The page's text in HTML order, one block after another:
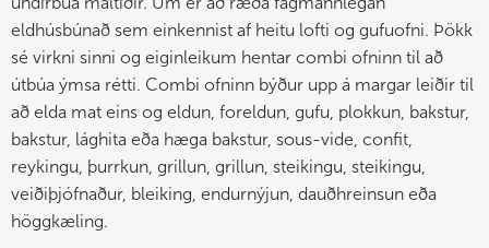
eldhúsbúnað sem einkennist af heitu lofti og gufuofni. Þökk
sé virkni sinni og eiginleikum hentar combi ofninn til að
útbúa ýmsa rétti. Combi ofninn býður upp á margar leiðir til
að elda mat eins og eldun, foreldun, gufu, plokkun, bakstur,
bakstur, lághita eða hæga bakstur, sous-vide, confit,
reykingu, þurrkun, grillun, grillun, steikingu, steikingu,
veiðiþjófnaður, bleiking, endurnýjun, dauðhreinsun eða
höggkæling.